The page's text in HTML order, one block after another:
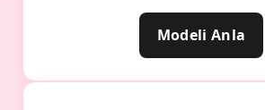
Modeli Anla